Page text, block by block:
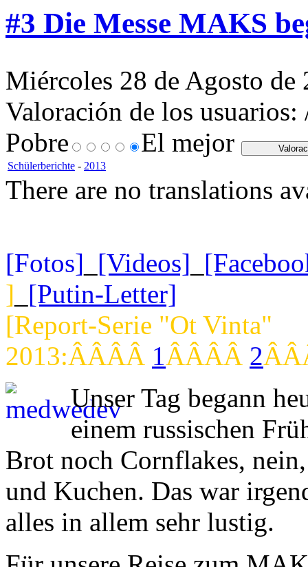
#3 Die Messe MAKS
Miércoles 28 de Agosto
Valoración de los usuarios:
Pobre
El mejor
Schülerberichte - 2013
There are no translations
[Fotos] [Videos]
] [Putin-Letter]
[Report-Serie "Ot Vinta"
2013:ÂÂÂÂ 1ÂÂÂÂ 2
Unser Tag begann
einem russischen
Brot noch Cornflakes,
und Kuchen. Das war
alles in allem sehr lustig.